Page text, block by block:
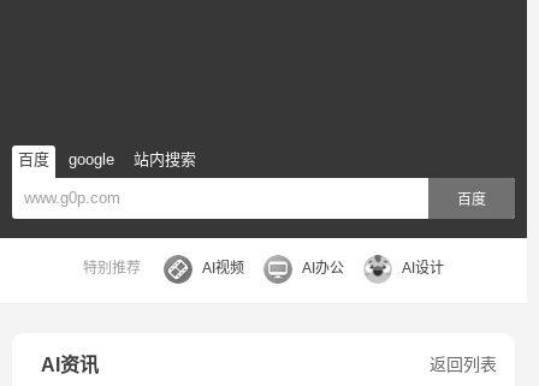
百度 google 站内搜索
百度
特别推荐 AI视频 AI办公 AI设计
返回列表
AI资讯